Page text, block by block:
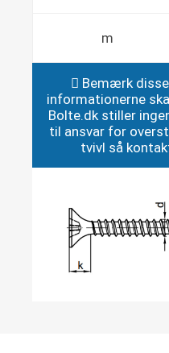
m
Bemærk
informationerne
Bolte.dk stiller
til ansvar for
tvivl så